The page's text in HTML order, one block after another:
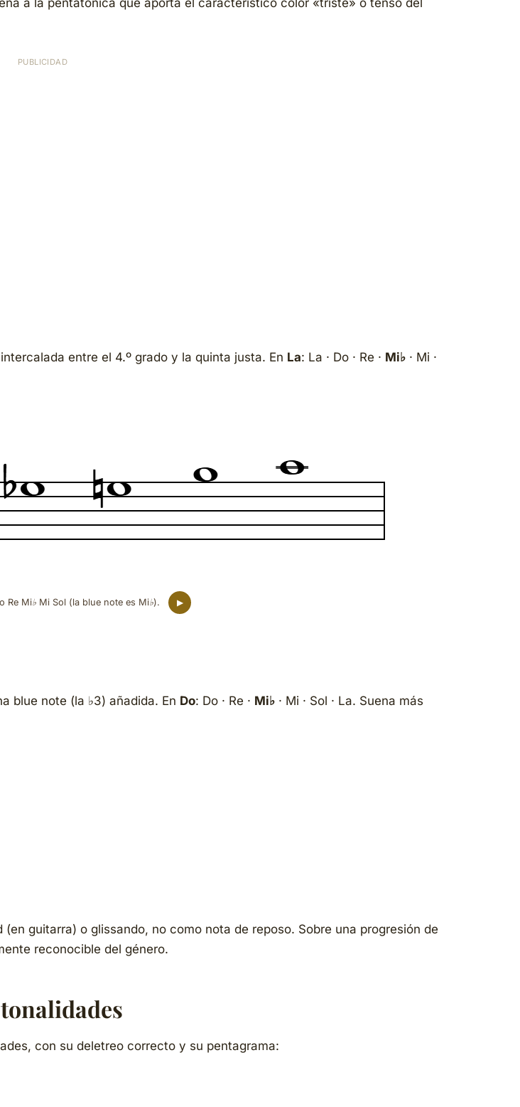
entre el 4.º grado y la quinta justa. En La: La · Do · Re · Mi♭ · Mi ·
Re Mi♭ Mi Sol (la blue note es Mi♭). ▶
blue note (la ♭3) añadida. En Do: Do · Re · Mi♭ · Mi · Sol · La. Suena más
(en guitarra) o glissando, no como nota de reposo. Sobre una progresión de
reconocible del género.
con su deletreo correcto y su pentagrama: